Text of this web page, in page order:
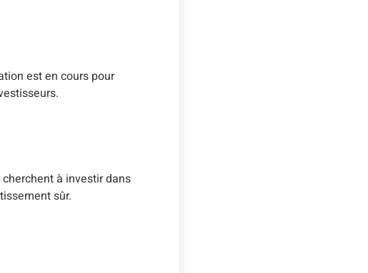
est en cours pour
à investir dans
sûr.